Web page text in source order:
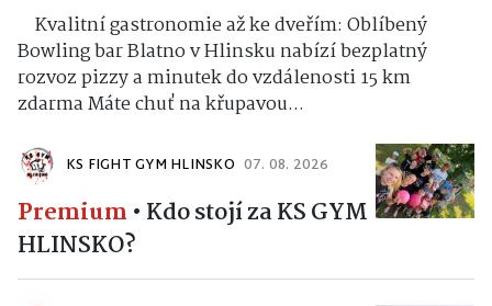
Kvalitní gastronomie až ke dveřím: Oblíbený
Bowling bar Blatno v Hlinsku nabízí bezplatný
rozvoz pizzy a minutek do vzdálenosti 15 km
zdarma Máte chuť na křupavou...
KS FIGHT GYM HLINSKO 07. 08. 2026
Premium • Kdo stojí za KS GYM
HLINSKO?